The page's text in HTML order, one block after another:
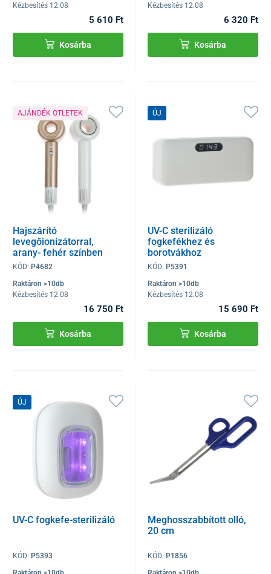
Kézbesítés 12.08
5 610 Ft
Kosárba
Kézbesítés 12.08
6 320 Ft
Kosárba
AJÁNDÉK ÖTLETEK
Hajszárító
levegőionizátorral,
arany- fehér színben
KÓD: P4682
Raktáron >10db
Kézbesítés 12.08
16 750 Ft
Kosárba
ÚJ
UV-C sterilizáló
fogkefékhez és
borotvákhoz
KÓD: P5391
Raktáron >10db
Kézbesítés 12.08
15 690 Ft
Kosárba
ÚJ
UV-C fogkefe-sterilizáló
KÓD: P5393
Meghosszabbított olló,
20 cm
KÓD: P1856